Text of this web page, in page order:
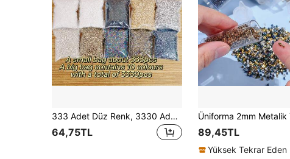
333 Adet Düz Renk, 3330 Adet 10 Renkli Tam Set, 2 mm Yüksek Kaliteli Cam Tohum Boncuklar - Siyah, Beyaz, Altın, Gümüş Düzenli Çok Satan Renkler, Fıçı Şeklinde Ara Boncuklar, Vintage Yağlıboya Cam Boncuklar, Kendin Yap El Yapımı Küpeler, Bilezikler ve Kolyeler İçin Uygun, Sonsuz Tasarım Olanakları
64,75TL 89,45TL